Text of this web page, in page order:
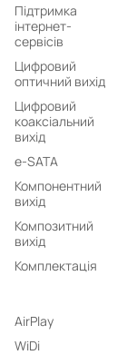
Підтримка
інтернет-
сервісів
Цифровий
оптичний вихід
Цифровий
коаксіальний
вихід
e-SATA
Компонентний
вихід
Композитний
вихід
Комплектація
AirPlay
WiDi